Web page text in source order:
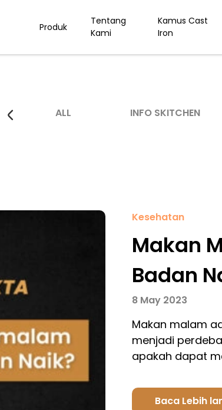
Produk
Tentang
Kami
Kamus Cast
Iron
ALL INFO SKITCHEN
Kesehatan
Makan
Badan
8 May 2023
Makan malam
menjadi
apakah dapat
Baca Lebih